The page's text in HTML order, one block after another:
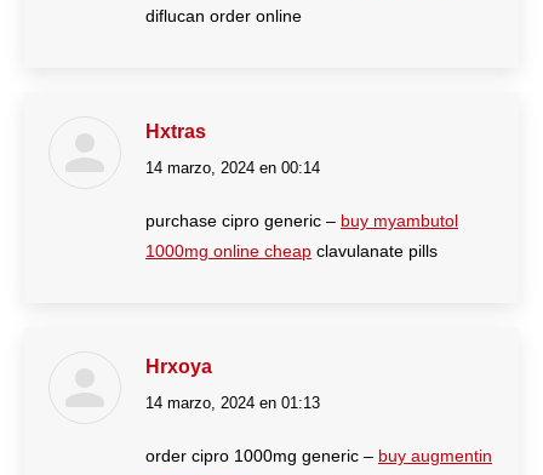
diflucan order online
Hxtras
dice:
14 marzo, 2024 en 00:14
purchase cipro generic – buy myambutol
1000mg online cheap clavulanate pills
Hrxoya
dice:
14 marzo, 2024 en 01:13
order cipro 1000mg generic – buy augmentin